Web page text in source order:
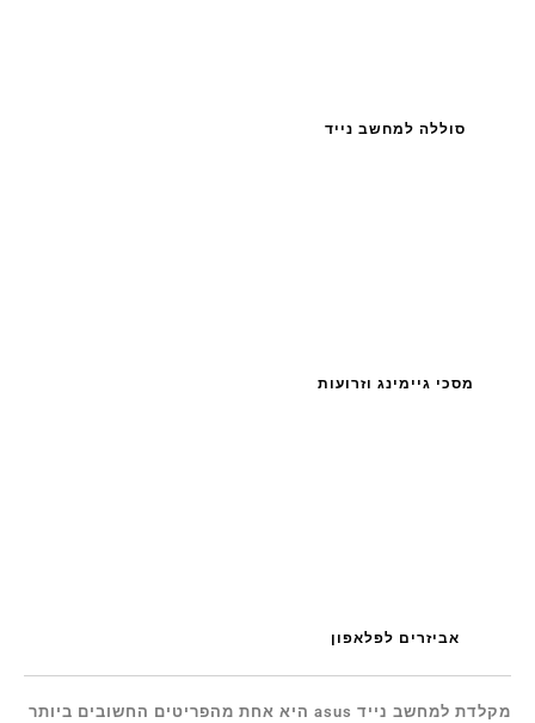
סוללה למחשב נייד
מסכי גיימינג וזרועות
אביזרים לפלאפון
מקלדת למחשב נייד asus היא אחת מהפריטים החשובים ביותר